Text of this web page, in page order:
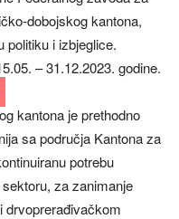
dobojskog kantona,
politiku i izbjeglice.
– 31.12.2023. godine.
kantona je prethodno
sa područja Kantona za
potrebu
za zanimanje
drvoprerađivačkom